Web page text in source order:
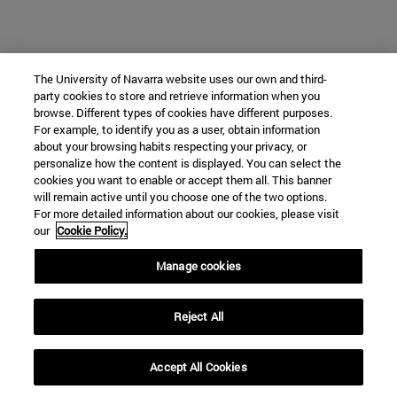
The University of Navarra website uses our own and third-
party cookies to store and retrieve information when you
browse. Different types of cookies have different purposes.
For example, to identify you as a user, obtain information
about your browsing habits respecting your privacy, or
personalize how the content is displayed. You can select the
cookies you want to enable or accept them all. This banner
will remain active until you choose one of the two options.
For more detailed information about our cookies, please visit
our Cookie Policy.
Manage cookies
Reject All
Accept All Cookies